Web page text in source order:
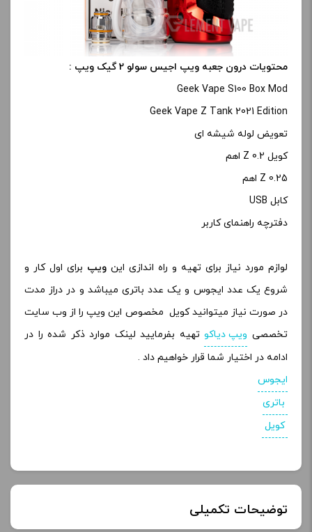
محتویات درون جعبه ویپ اجیس سولو 2 گیک ویپ :
Geek Vape S100 Box Mod
Geek Vape Z Tank 2021 Edition
تعویض لوله شیشه ای
کویل Z 0.2 اهم
Z 0.25 اهم
کابل USB
دفترچه راهنمای کاربر
لوازم مورد نیاز برای تهیه و راه اندازی این ویپ برای اول کار و
شروع یک عدد ایجوس و یک عدد باتری میباشد و در دراز مدت
در صورت نیاز میتوانید کویل مخصوص این ویپ را از وب سایت
تخصصی ویپ دیاکوتهیه بفرمایید لینک موارد ذکر شده را در
ادامه در اختیار شما قرار خواهیم داد .
ایجوس
باتری
کویل
توضیحات تکمیلی